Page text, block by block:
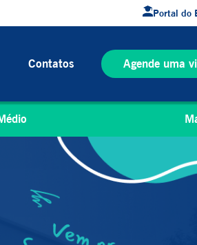
Portal do
Contatos Agende uma